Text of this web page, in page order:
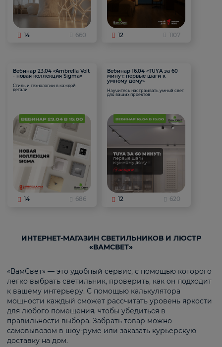
14 660 12 1107
Вебинар 23.04 «Ambrella Volt
- новая коллекция Sigma»
Стиль и технологии в каждой
детали
14 686
Вебинар 16.04 «TUYA за 60
минут: первые шаги к
умному дому»
Научитесь настраивать умный свет
для ваших проектов
12 620
ИНТЕРНЕТ-МАГАЗИН СВЕТИЛЬНИКОВ И ЛЮСТР
«ВАМСВЕТ»
«ВамСвет» — это удобный сервис, с помощью которого
легко выбрать светильник, проверить, как он подходит
к вашему интерьеру. С помощью калькулятора
мощности каждый сможет рассчитать уровень яркости
для любого помещения, чтобы убедиться в
правильности выбора. Забрать товар можно
самовывозом в шоу-руме или заказать курьерскую
доставку на дом.